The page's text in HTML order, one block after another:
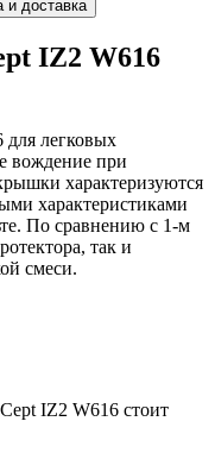
и доставка
IZ2 W616
легковых
вождение при
характеризуются
характеристиками
По сравнению с 1-м
так и
смеси.
IZ2 W616 стоит